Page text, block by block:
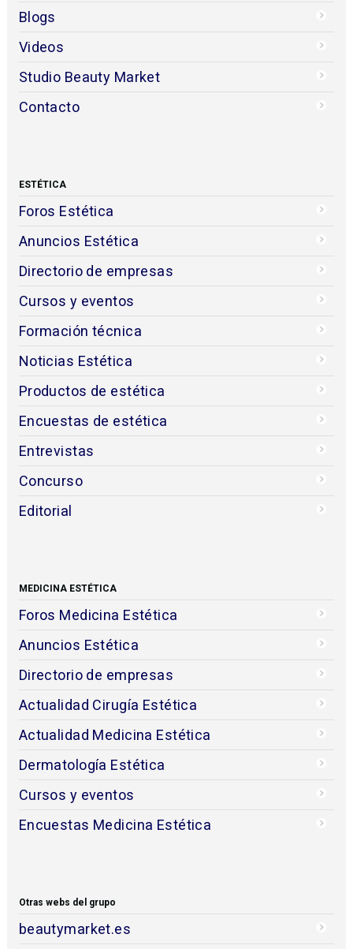
Blogs
Videos
Studio Beauty Market
Contacto
ESTÉTICA
Foros Estética
Anuncios Estética
Directorio de empresas
Cursos y eventos
Formación técnica
Noticias Estética
Productos de estética
Encuestas de estética
Entrevistas
Concurso
Editorial
MEDICINA ESTÉTICA
Foros Medicina Estética
Anuncios Estética
Directorio de empresas
Actualidad Cirugía Estética
Actualidad Medicina Estética
Dermatología Estética
Cursos y eventos
Encuestas Medicina Estética
Otras webs del grupo
beautymarket.es